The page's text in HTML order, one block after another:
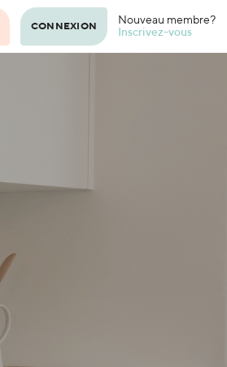
CONNEXION
Nouveau membre?
Inscrivez-vous